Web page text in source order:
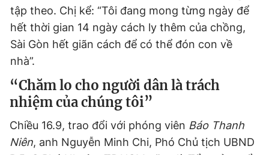
tập theo. Chị kể: “Tôi đang mong từng ngày để
hết thời gian 14 ngày cách ly thêm của chồng,
Sài Gòn hết giãn cách để có thể đón con về
nhà”.
“Chăm lo cho người dân là trách
nhiệm của chúng tôi”
Chiều 16.9, trao đổi với phóng viên Báo Thanh
Niên, anh Nguyễn Minh Chi, Phó Chủ tịch UBND